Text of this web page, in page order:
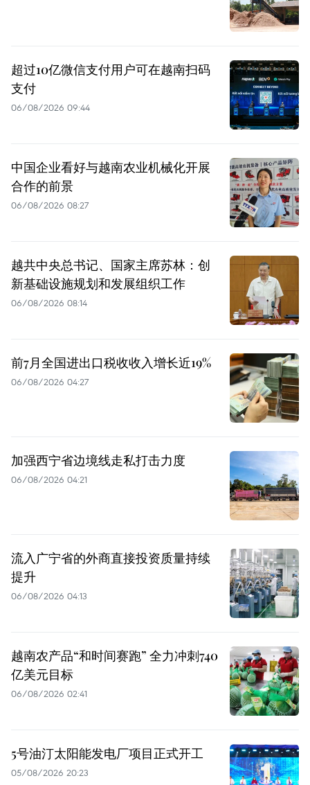
超过10亿微信支付用户可在越南扫码
支付
06/08/2026 09:44
中国企业看好与越南农业机械化开展
合作的前景
06/08/2026 08:27
越共中央总书记、国家主席苏林：创
新基础设施规划和发展组织工作
06/08/2026 08:14
前7月全国进出口税收收入增长近19%
06/08/2026 04:27
加强西宁省边境线走私打击力度
06/08/2026 04:21
流入广宁省的外商直接投资质量持续
提升
06/08/2026 04:13
越南农产品“和时间赛跑” 全力冲刺740
亿美元目标
06/08/2026 02:41
5号油汀太阳能发电厂项目正式开工
05/08/2026 20:23